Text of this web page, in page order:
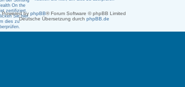
Powered by phpBB® Forum Software © phpBB Limited
Deutsche Übersetzung durch phpBB.de